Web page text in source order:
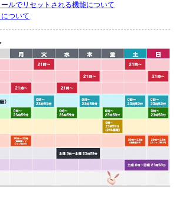
ルでリセットされる機能について
ついて